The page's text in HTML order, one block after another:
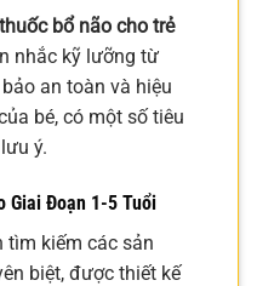
thuốc bổ não cho trẻ
nhắc kỹ lưỡng từ
an toàn và hiệu
bé, có một số tiêu
ý.
Giai Đoạn 1-5 Tuổi
tìm kiếm các sản
biệt, được thiết kế